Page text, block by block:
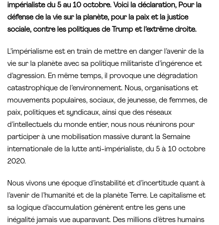
impérialiste du 5 au 10 octobre. Voici la déclaration, Pour la
défense de la vie sur la planète, pour la paix et la justice
sociale, contre les politiques de Trump et l’extrême droite.
L’impérialisme est en train de mettre en danger l’avenir de la
vie sur la planète avec sa politique militariste d’ingérence et
d’agression. En même temps, il provoque une dégradation
catastrophique de l’environnement. Nous, organisations et
mouvements populaires, sociaux, de jeunesse, de femmes, de
paix, politiques et syndicaux, ainsi que des réseaux
d’intellectuels du monde entier, nous nous réunirons pour
participer à une mobilisation massive durant la Semaine
internationale de la lutte anti-impérialiste, du 5 à 10 octobre
2020.
Nous vivons une époque d’instabilité et d’incertitude quant à
l’avenir de l’humanité et de la planète Terre. Le capitalisme et
sa logique d’accumulation génèrent entre les gens une
inégalité jamais vue auparavant. Des millions d’êtres humains